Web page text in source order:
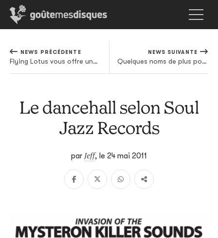
NEWS PRÉCÉDENTE
Flying Lotus vous offre une bien belle sélection
NEWS SUIVANTE
Quelques noms de plus pour un Pukkelpop complet
Le dancehall selon Soul
Jazz Records
par Jeff, le 24 mai 2011